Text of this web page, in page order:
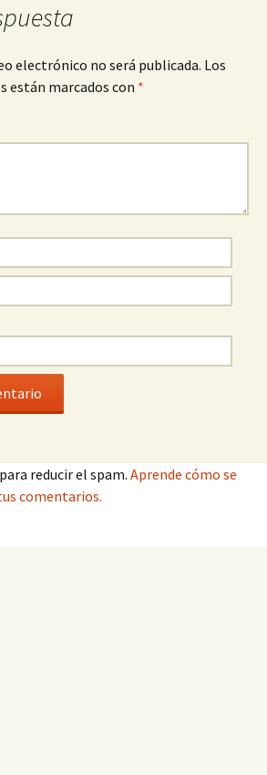
electrónico no será publicada. Los
están marcados con *
reducir el spam. Aprende cómo se
comentarios.